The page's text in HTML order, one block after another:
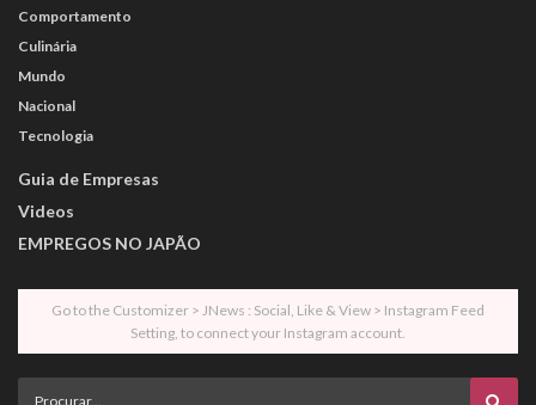
Comportamento
Culinária
Mundo
Nacional
Tecnologia
Guia de Empresas
Videos
EMPREGOS NO JAPÃO
Go to the Customizer > JNews : Social, Like & View > Instagram Feed
Setting, to connect your Instagram account.